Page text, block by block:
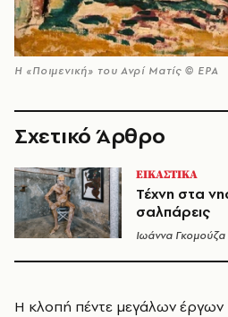
Η «Ποιμενική» του Ανρί Ματίς © EPA
Σχετικό Άρθρο
ΕΙΚΑΣΤΙΚΑ
Τέχνη στα
σαλπάρεις
Ιωάννα Γκομούζα
Η κλοπή πέντε μεγάλων έργων